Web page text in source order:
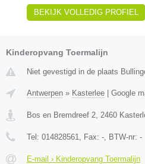
BEKIJK VOLLEDIG PROFIEL
Kinderopvang Toermalijn
Niet gevestigd in de plaats
Antwerpen » Kasterlee Google
Bos en Bremdreef 2 2460
Tel: 014828561 , Fax: - , BTW-nr: -
E-mail › Kinderopvang Toermalijn